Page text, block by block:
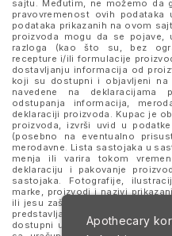
sajtu. Međutim, ne možemo da
pravovremenost ovih podataka
podataka prikazanih na ovom
proizvoda mogu da se pojave,
razloga (kao što su, bez
recepture i/ili formulacije
dostavljanju informacija od
koji su dostupni i objavljeni na
navedene na deklaracijama
odstupanja informacija,
deklaraciji proizvoda. Kupac je
proizvoda, izvrši uvid u
(posebno na eventualno
merodavne. Lista sastojaka u
menja ili varira tokom
deklaraciju i pakovanje
sastojaka. Fotografije,
marke, proizvodi i nazivi
ili jesu zaštitni znaci njihovih
predstavljaju deo ponude za
dostupni u svakom trenutku.
Apothecary